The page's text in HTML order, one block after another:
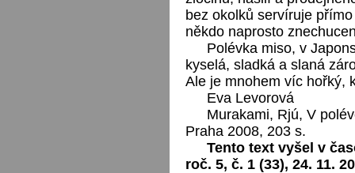
bez okolků servíruje
někdo naprosto
Polévka miso, v
kyselá, sladká a slaná
Ale je mnohem víc hořký,
Eva Levorová
Murakami, Rjú, V
Praha 2008, 203 s.
Tento text vyšel v
roč. 5, č. 1 (33), 24. 11.